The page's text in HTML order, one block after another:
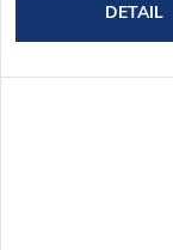
DETAIL